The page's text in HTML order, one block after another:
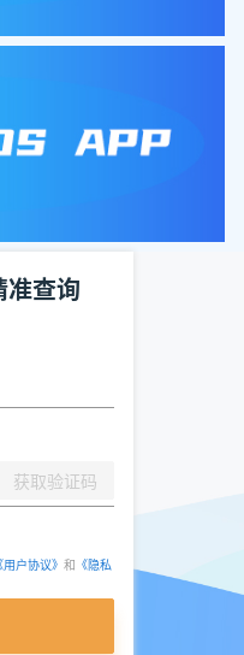
查询
获取验证码
用户协议》 和 《隐私